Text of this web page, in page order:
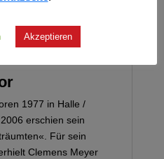
Einblick
1977 in Halle /
erschien sein
Für sein
Clemens Meyer
Akzeptieren